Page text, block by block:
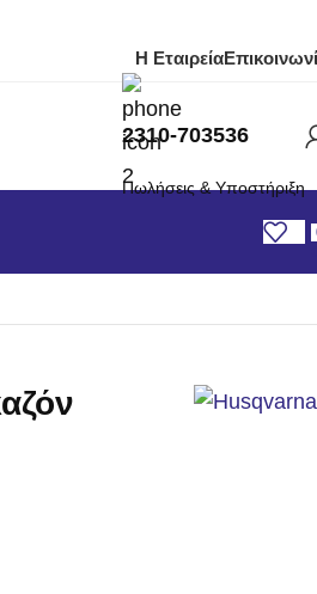
Η Εταιρεία
2310-703536
Πωλήσεις & Υποστήριξη